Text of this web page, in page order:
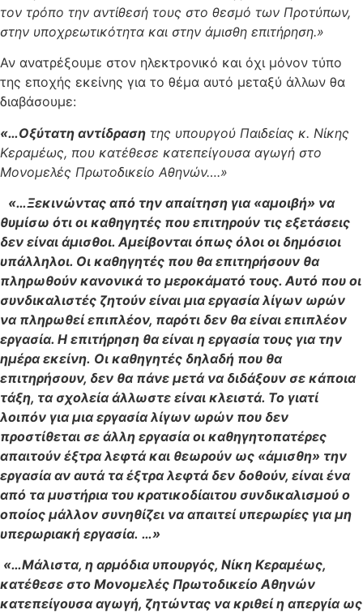
τον τρόπο την αντίθεσή τους στο θεσμό των Προτύπων,
στην υποχρεωτικότητα και στην άμισθη επιτήρηση.»
Αν ανατρέξουμε στον ηλεκτρονικό και όχι μόνον τύπο
της εποχής εκείνης για το θέμα αυτό μεταξύ άλλων θα
διαβάσουμε:
«…Οξύτατη αντίδραση της υπουργού Παιδείας κ. Νίκης
Κεραμέως, που κατέθεσε κατεπείγουσα αγωγή στο
Μονομελές Πρωτοδικείο Αθηνών….»
«…Ξεκινώντας από την απαίτηση για «αμοιβή» να
θυμίσω ότι οι καθηγητές που επιτηρούν τις εξετάσεις
δεν είναι άμισθοι. Αμείβονται όπως όλοι οι δημόσιοι
υπάλληλοι. Οι καθηγητές που θα επιτηρήσουν θα
πληρωθούν κανονικά το μεροκάματό τους. Αυτό που οι
συνδικαλιστές ζητούν είναι μια εργασία λίγων ωρών
να πληρωθεί επιπλέον, παρότι δεν θα είναι επιπλέον
εργασία. Η επιτήρηση θα είναι η εργασία τους για την
ημέρα εκείνη. Οι καθηγητές δηλαδή που θα
επιτηρήσουν, δεν θα πάνε μετά να διδάξουν σε κάποια
τάξη, τα σχολεία άλλωστε είναι κλειστά. Το γιατί
λοιπόν για μια εργασία λίγων ωρών που δεν
προστίθεται σε άλλη εργασία οι καθηγητοπατέρες
απαιτούν έξτρα λεφτά και θεωρούν ως «άμισθη» την
εργασία αν αυτά τα έξτρα λεφτά δεν δοθούν, είναι ένα
από τα μυστήρια του κρατικοδίαιτου συνδικαλισμού ο
οποίος μάλλον συνηθίζει να απαιτεί υπερωρίες για μη
υπερωριακή εργασία. …»
«…Μάλιστα, η αρμόδια υπουργός, Νίκη Κεραμέως,
κατέθεσε στο Μονομελές Πρωτοδικείο Αθηνών
κατεπείγουσα αγωγή, ζητώντας να κριθεί η απεργία ως